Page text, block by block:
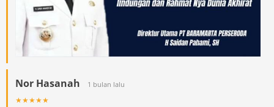
Nor Hasanah 1 bulan lalu
★★★★★